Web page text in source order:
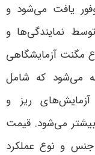
یافت می‌شود و
نمایندگی‌ها و
مگنت آزمایشگاهی
می‌شود که شامل
ریز و
می‌شود. قیمت
جنس و نوع عملکرد